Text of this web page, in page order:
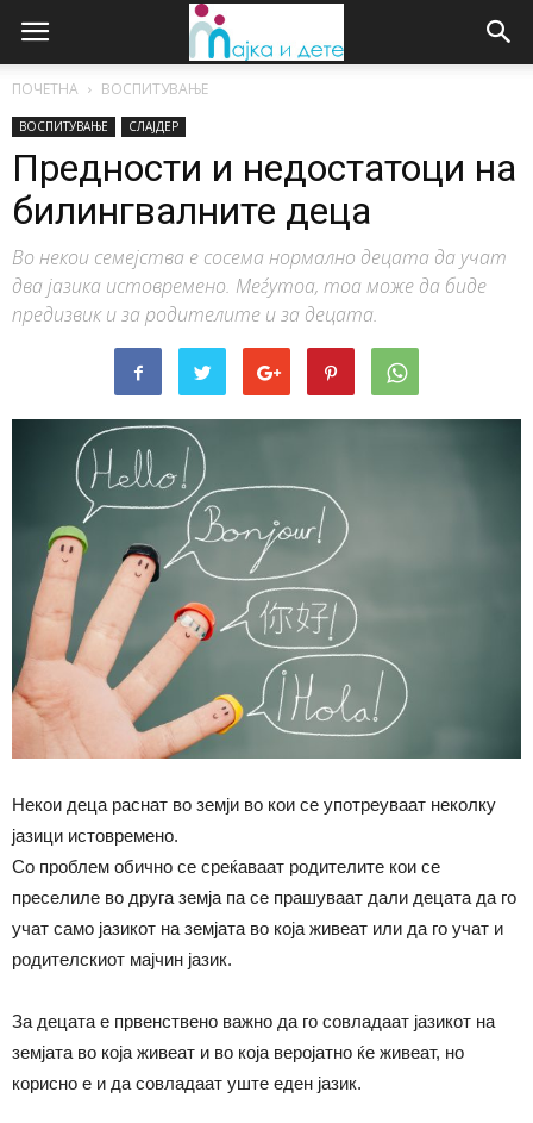
ПОЧЕТНА ВОСПИТУВАЊЕ
ВОСПИТУВАЊЕ СЛАЈДЕР
Предности и недостатоци на
билингвалните деца
Во некои семејства е сосема нормално децата да учат
два јазика истовремено. Меѓутоа, тоа може да биде
предизвик и за родителите и за децата.
Некои деца раснат во земји во кои се употреуваат неколку
јазици истовремено.
Со проблем обично се среќаваат родителите кои се
преселиле во друга земја па се прашуваат дали децата да го
учат само јазикот на земјата во која живеат или да го учат и
родителскиот мајчин јазик.
За децата е првенствено важно да го совладаат јазикот на
земјата во која живеат и во која веројатно ќе живеат, но
корисно е и да совладаат уште еден јазик.